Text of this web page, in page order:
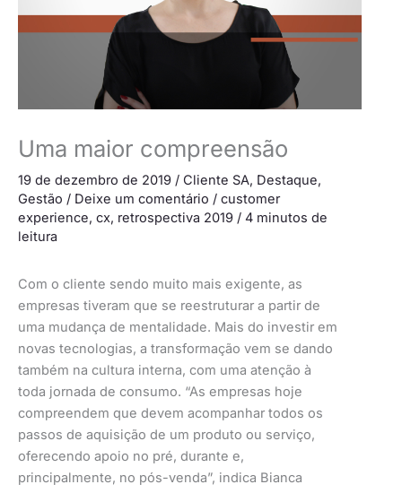
Uma maior compreensão
19 de dezembro de 2019 / Cliente SA, Destaque,
Gestão / Deixe um comentário / customer
experience, cx, retrospectiva 2019 / 4 minutos de
leitura
Com o cliente sendo muito mais exigente, as
empresas tiveram que se reestruturar a partir de
uma mudança de mentalidade. Mais do investir em
novas tecnologias, a transformação vem se dando
também na cultura interna, com uma atenção à
toda jornada de consumo. “As empresas hoje
compreendem que devem acompanhar todos os
passos de aquisição de um produto ou serviço,
oferecendo apoio no pré, durante e,
principalmente, no pós-venda”, indica Bianca